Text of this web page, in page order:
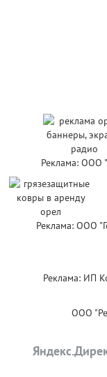
Реклама: ООО
Реклама: ООО
Реклама: ИП
ООО